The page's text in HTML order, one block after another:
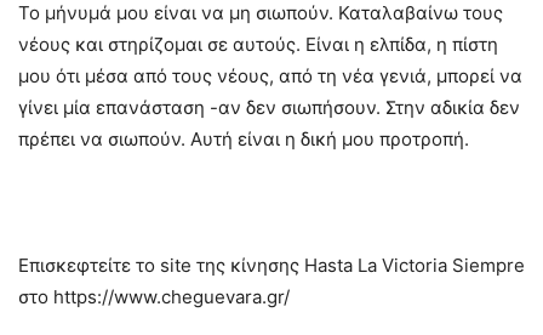
Το μήνυμά μου είναι να μη σιωπούν. Καταλαβαίνω τους
νέους και στηρίζομαι σε αυτούς. Είναι η ελπίδα, η πίστη
μου ότι μέσα από τους νέους, από τη νέα γενιά, μπορεί να
γίνει μία επανάσταση -αν δεν σιωπήσουν. Στην αδικία δεν
πρέπει να σιωπούν. Αυτή είναι η δική μου προτροπή.
Επισκεφτείτε το site της κίνησης Hasta La Victoria Siempre
στο https://www.cheguevara.gr/